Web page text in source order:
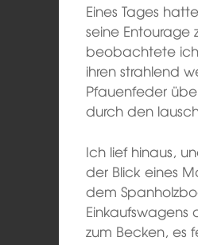
Eines Tages
seine Entourage
beobachtete ich
ihren strahlend
Pfauenfeder
durch den
Ich lief hinaus,
der Blick eines
dem
zum Becken, es